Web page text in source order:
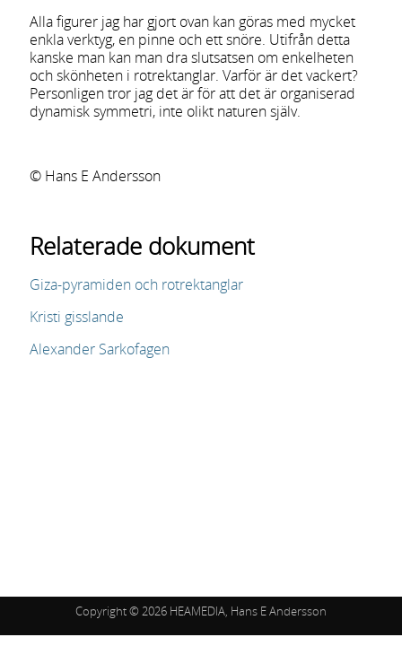
Alla figurer jag har gjort ovan kan göras med mycket
enkla verktyg, en pinne och ett snöre. Utifrån detta
kanske man kan man dra slutsatsen om enkelheten
och skönheten i rotrektanglar. Varför är det vackert?
Personligen tror jag det är för att det är organiserad
dynamisk symmetri, inte olikt naturen själv.
© Hans E Andersson
Relaterade dokument
Giza-pyramiden och rotrektanglar
Kristi gisslande
Alexander Sarkofagen
Copyright© 2026 HEAMEDIA, Hans E Andersson